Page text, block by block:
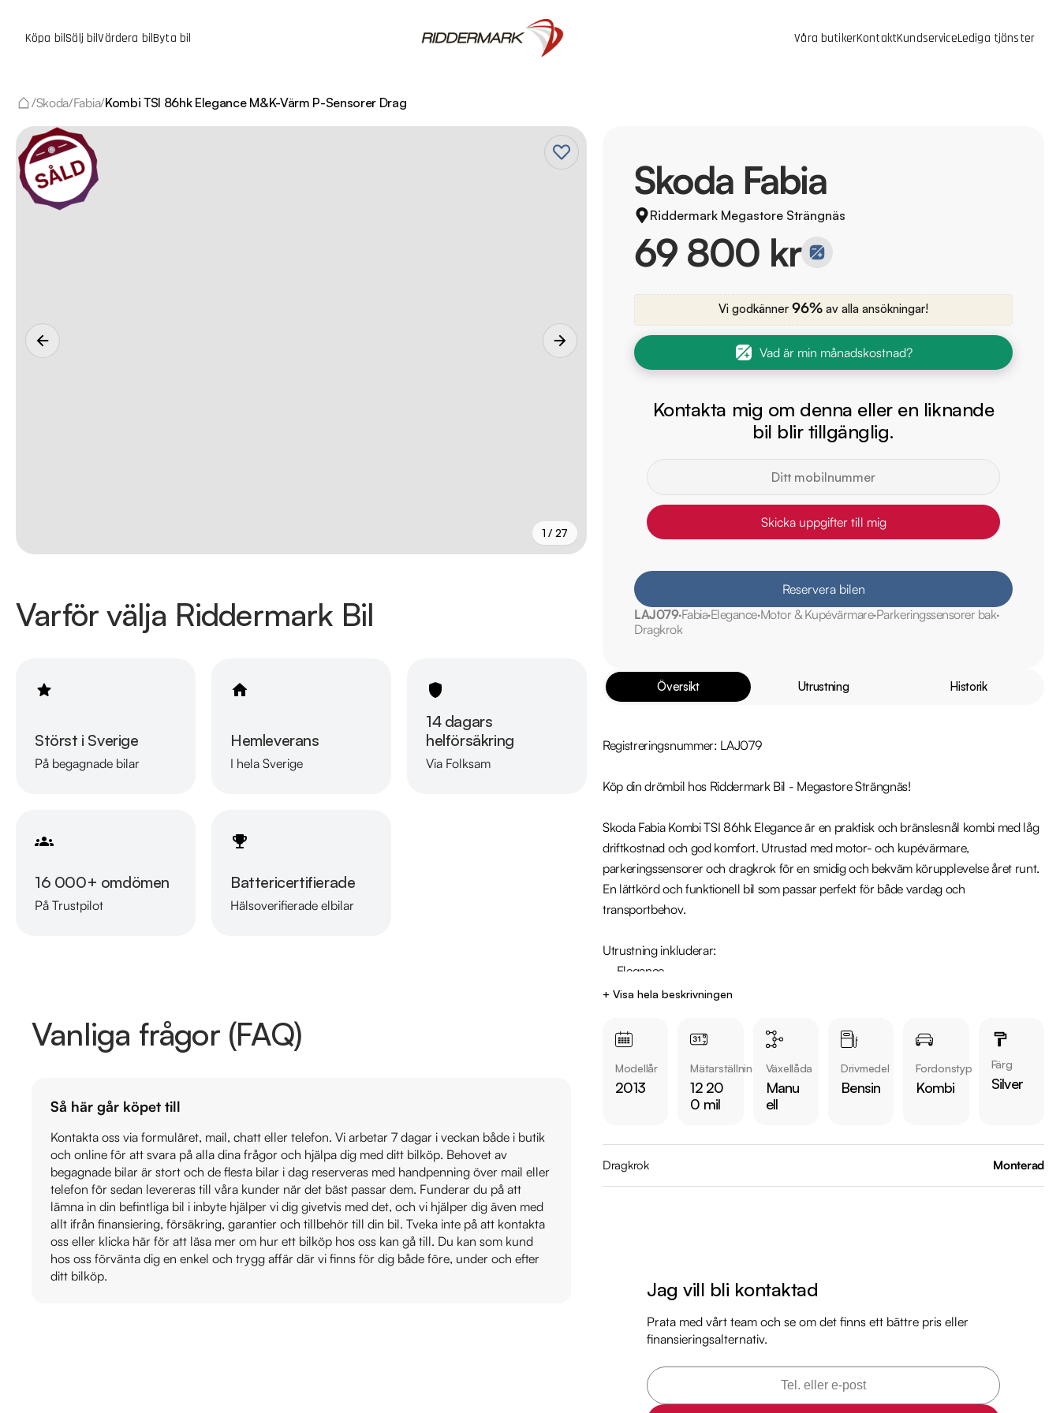
Köpa bilSälj bilVärdera bilByta bil Våra butikerKontaktKundserviceLediga tjänster
/Skoda/Fabia/Kombi TSI 86hk Elegance M&K-Värm P-Sensorer Drag
1 / 27
Varför välja Riddermark Bil
Störst i Sverige
På begagnade bilar
Hemleverans
I hela Sverige
14 dagars
helförsäkring
Via Folksam
16 000+ omdömen
På Trustpilot
Battericertifierade
Hälsoverifierade elbilar
Vanliga frågor (FAQ)
Så här går köpet till
Kontakta oss via formuläret, mail, chatt eller telefon. Vi arbetar 7 dagar i veckan både i butik
och online för att svara på alla dina frågor och hjälpa dig med ditt bilköp. Behovet av
begagnade bilar är stort och de flesta bilar i dag reserveras med handpenning över mail eller
telefon för sedan levereras till våra kunder när det bäst passar dem. Funderar du på att
lämna in din befintliga bil i inbyte hjälper vi dig givetvis med det, och vi hjälper dig även med
allt ifrån finansiering, försäkring, garantier och tillbehör till din bil. Tveka inte på att kontakta
oss eller klicka här för att läsa mer om hur ett bilköp hos oss kan gå till. Du kan som kund
hos oss förvänta dig en enkel och trygg affär där vi finns för dig både före, under och efter
ditt bilköp.
Skoda Fabia
Riddermark Megastore Strängnäs
69 800 kr
Vi godkänner 96% av alla ansökningar!
Vad är min månadskostnad?
Kontakta mig om denna eller en liknande
bil blir tillgänglig.
Skicka uppgifter till mig
Reservera bilen
LAJ079FabiaEleganceMotor & KupévärmareParkeringssensorer bak
Dragkrok
Översikt Utrustning Historik
Registreringsnummer: LAJ079
Köp din drömbil hos Riddermark Bil - Megastore Strängnäs!
Skoda Fabia Kombi TSI 86hk Elegance är en praktisk och bränslesnål kombi med låg
driftkostnad och god komfort. Utrustad med motor- och kupévärmare,
parkeringssensorer och dragkrok för en smidig och bekväm körupplevelse året runt.
En lättkörd och funktionell bil som passar perfekt för både vardag och
transportbehov.
Utrustning inkluderar:
  - Motor & Kupévärmare
Jämför denna bil med någon av våra andra Škoda Fabia i lager. Se våra bilar på
https://www.riddermarkbil.se/kopa-bil/?series=fabia
Årsskatt: Endast 536 kr
2015-02-06 - 1437 mil
2016-08-31 - 2700 mil
2018-04-11 - 4339 mil
2021-05-12 - 7051 mil
2022-08-24 - 8323 mil
+ Visa hela beskrivningen
Modellår
2013
Mätarställning
12 20
0 mil
Växellåda
Manu
ell
Drivmedel
Bensin
Fordonstyp
Kombi
Färg
Silver
Dragkrok Monterad
Jag vill bli kontaktad
Prata med vårt team och se om det finns ett bättre pris eller
finansieringsalternativ.